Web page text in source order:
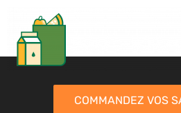
COMMANDEZ VOS